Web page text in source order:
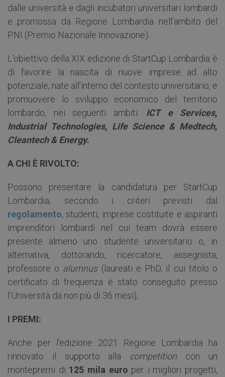
dalle università e dagli incubatori universitari lombardi
e promossa da Regione Lombardia nell’ambito del
PNI (Premio Nazionale Innovazione).
L’obiettivo della XIX edizione di StartCup Lombardia è
di favorire la nascita di nuove imprese ad alto
potenziale, nate all’interno del contesto universitario, e
promuovere lo sviluppo economico del territorio
lombardo, nei seguenti ambiti: ICT e Services,
Industrial Technologies, Life Science & Medtech,
Cleantech & Energy.
A CHI È RIVOLTO:
Possono presentare la candidatura per StartCup
Lombardia, secondo i criteri previsti dal
regolamento, studenti, imprese costituite e aspiranti
imprenditori lombardi nel cui team dovrà essere
presente almeno uno studente universitario o, in
alternativa, dottorando, ricercatore, assegnista,
professore o alumnus(laureati e PhD, il cui titolo o
certificato di frequenza è stato conseguito presso
l’Università da non più di 36 mesi);
I PREMI:
Anche per l’edizione 2021 Regione Lombardia ha
rinnovato il supporto alla competition con un
montepremi di 125 mila euro per i migliori progetti,